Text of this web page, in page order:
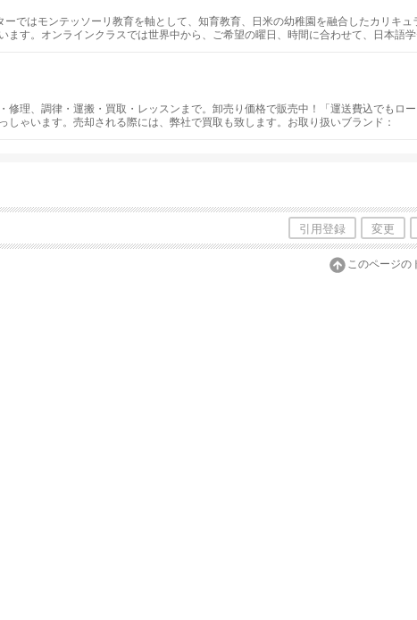
ではモンテッソーリ教育を軸として、知育教育、日米の幼稚園を融合したカリキュ
ます。オンラインクラスでは世界中から、ご希望の曜日、時間に合わせて、日本語
修理、調律・運搬・買取・レッスンまで。卸売り価格で販売中！「運送費込でもロー
ゃいます。売却される際には、弊社で買取も致します。お取り扱いブランド：
引用登録 変更
このページの